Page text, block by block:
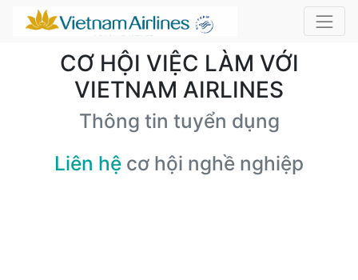
CƠ HỘI VIỆC LÀM VỚI
VIETNAM AIRLINES
Thông tin tuyển dụng
Liên hệ cơ hội nghề nghiệp